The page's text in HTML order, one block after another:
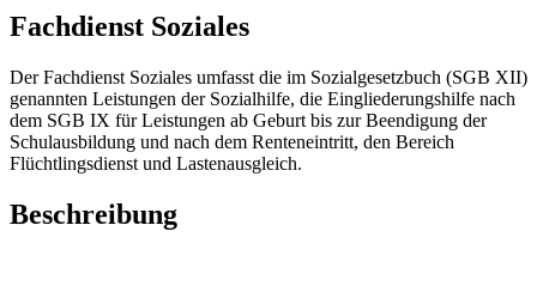
Fachdienst Soziales
Der Fachdienst Soziales umfasst die im Sozialgesetzbuch (SGB XII)
genannten Leistungen der Sozialhilfe, die Eingliederungshilfe nach
dem SGB IX für Leistungen ab Geburt bis zur Beendigung der
Schulausbildung und nach dem Renteneintritt, den Bereich
Flüchtlingsdienst und Lastenausgleich.
Beschreibung